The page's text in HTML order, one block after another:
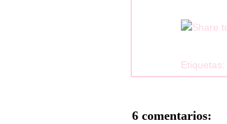
Etiquetas:
6 comentarios: